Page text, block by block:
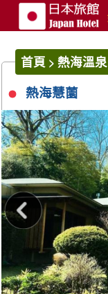
最新
平價
熱門
奢華
攻略文章
攻略影片
搜
帳號
首頁 > 熱海溫泉
熱海慧薗